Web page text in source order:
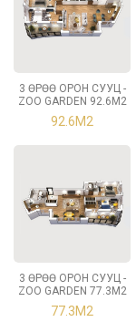
3 ӨРӨӨ ОРОН СУУЦ -
ZOO GARDEN 92.6М2
92.6М2
3 ӨРӨӨ ОРОН СУУЦ -
ZOO GARDEN 77.3М2
77.3М2